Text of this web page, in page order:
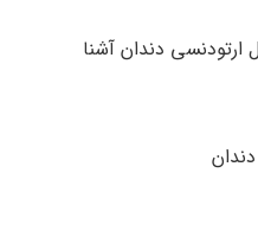
ارتودنسی دندان آشنا